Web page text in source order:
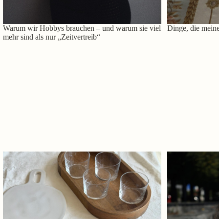
Warum wir Hobbys brauchen – und warum sie viel
mehr sind als nur „Zeitvertreib“
Dinge, die